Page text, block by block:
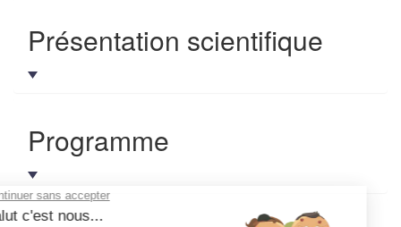
Présentation scientifique
Programme